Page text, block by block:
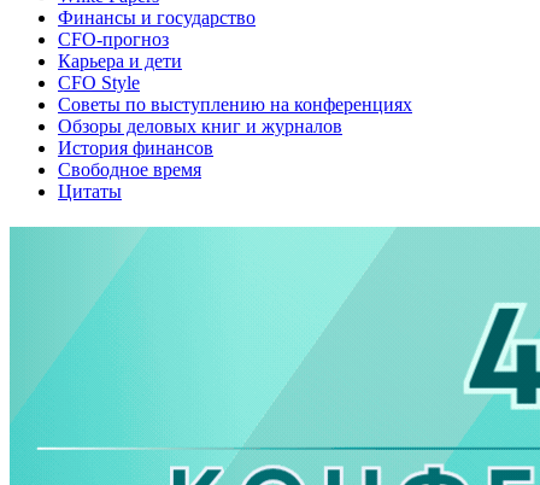
Финансы и государство
CFO-прогноз
Карьера и дети
CFO Style
Советы по выступлению на конференциях
Обзоры деловых книг и журналов
История финансов
Свободное время
Цитаты